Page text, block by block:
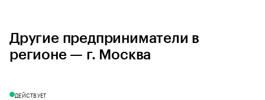
Другие предприниматели в
регионе — г. Москва
ДЕЙСТВУЕТ